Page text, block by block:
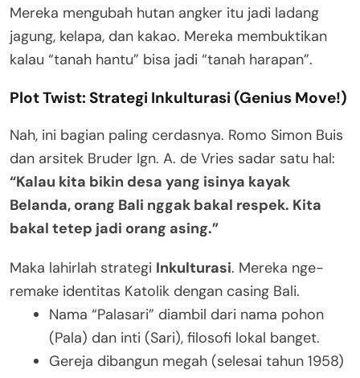
Mereka mengubah hutan angker itu jadi ladang
jagung, kelapa, dan kakao. Mereka membuktikan
kalau “tanah hantu” bisa jadi “tanah harapan”.
Plot Twist: Strategi Inkulturasi (Genius Move!)
Nah, ini bagian paling cerdasnya. Romo Simon Buis
dan arsitek Bruder Ign. A. de Vries sadar satu hal:
“Kalau kita bikin desa yang isinya kayak
Belanda, orang Bali nggak bakal respek. Kita
bakal tetep jadi orang asing.”
Maka lahirlah strategi Inkulturasi. Mereka nge-
remake identitas Katolik dengan casing Bali.
Nama “Palasari” diambil dari nama pohon
(Pala) dan inti (Sari), filosofi lokal banget.
Gereja dibangun megah (selesai tahun 1958)